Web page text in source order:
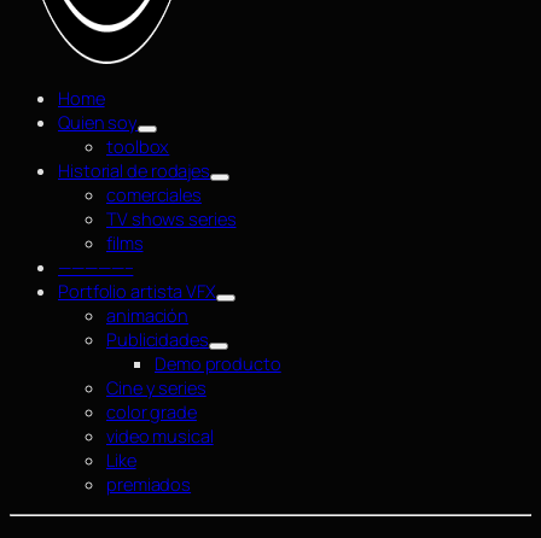
Home
Quien soy
toolbox
Historial de rodajes
comerciales
TV shows series
films
—————–
Portfolio artista VFX
animación
Publicidades
Demo producto
Cine y series
color grade
video musical
Like
premiados